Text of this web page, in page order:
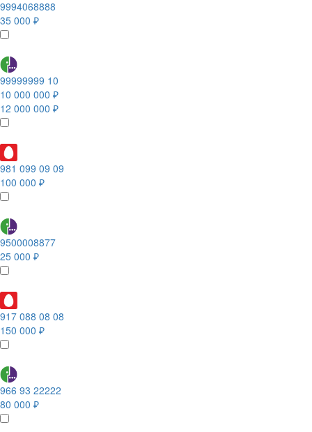
9994068888
35 000 ₽
99999999 10
10 000 000 ₽
12 000 000 ₽
981 099 09 09
100 000 ₽
9500008877
25 000 ₽
917 088 08 08
150 000 ₽
966 93 22222
80 000 ₽